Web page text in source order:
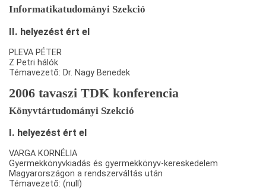
Informatikatudományi Szekció
II. helyezést ért el
PLEVA PÉTER
Z Petri hálók
Témavezető: Dr. Nagy Benedek
2006 tavaszi TDK konferencia
Könyvtártudományi Szekció
I. helyezést ért el
VARGA KORNÉLIA
Gyermekkönyvkiadás és gyermekkönyv-kereskedelem
Magyarországon a rendszerváltás után
Témavezető: (null)